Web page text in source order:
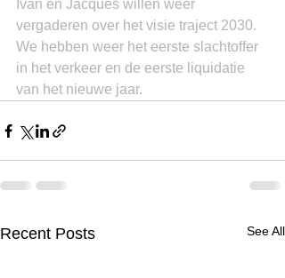
Ivan en Jacques willen weer
vergaderen over het visie traject 2030.
We hebben weer het eerste slachtoffer
in het verkeer en de eerste liquidatie
van het nieuwe jaar.
Recent Posts See All